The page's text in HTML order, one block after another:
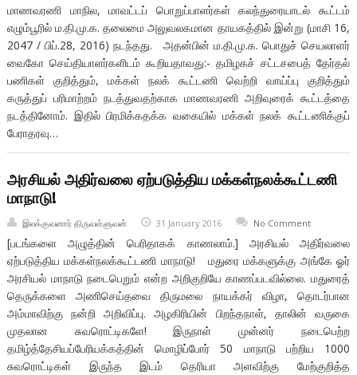
மாணவரணி மாநில, மாவட்டப் பொறுப்பாளர்கள் கலந்துரையாடல் கூட்டம்
எழும்பூரில் ம.தி.மு.க. தலைமை அலுவலகமான தாயகத்தில் இன்று (மாசி 16,
2047 / பிப்.28, 2016) நடந்தது. அதன்பின் ம.தி.மு.க. பொதுச் செயலாளர்
வைகோ செய்தியாளர்களிடம் கூறியதாவது:- தமிழகச் சட்டசபைத் தேர்தல்
பணிகள் குறித்தும், மக்கள் நலக் கூட்டணி வெற்றி வாய்ப்பு குறித்தும்
கருத்துப் பரிமாற்றம் நடத்துவதற்காக மாணவரணி அறிவுரைக் கூட்டத்தை
நடத்தினோம். இதில் பிரமிக்கதக்க வகையில் மக்கள் நலக் கூட்டணிக்குப்
பேராதரவு…
அரசியல் அதிர்வலை ஏற்படுத்திய மக்கள்நலக்கூட்டணி
மாநாடு!
இலக்குவனார் திருவள்ளுவன் 31 January 2016 No Comment
[படங்களை அழுத்தின் பெரிதாகக் காணலாம்.] அரசியல் அதிர்வலை
ஏற்படுத்திய மக்கள்நலக்கூட்டணி மாநாடு! மதுரை மக்களுக்கு அங்கே ஓர்
அரசியல் மாநாடு நடைபெறும் என்ற அறிகுறியே காணப்படவில்லை. மதுரைத்
தெருக்களை அணிசெய்தவை திருமலை நாயக்கர் விழா, தொடர்பான
அம்மாவிற்கு நன்றி அறிவிப்பு. அழகிரியின் பிறந்தநாள், தாலின் வருகை
முதலான சுவரொட்டிகளே! இருநாள் முன்னர் நடைபெற்ற
தமிழ்த்தேசியப்பேரியக்கத்தின் மொழிப்போர் 50 மாநாடு பற்றிய 1000
சுவரொட்டிகள் இருந்த இடம் தெரியா அளவிற்கு மேற்குறித்த